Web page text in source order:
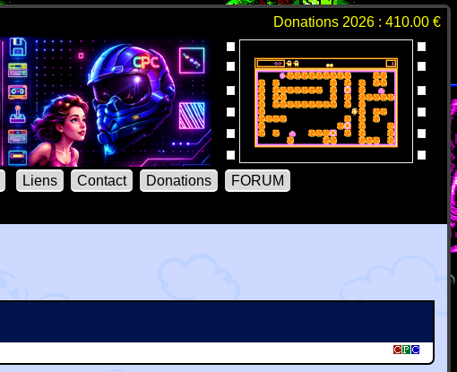
Donations 2026 : 410.00 €
Liens Contact Donations
FORUM